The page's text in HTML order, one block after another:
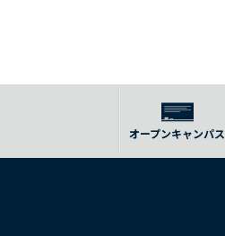
オープンキャンパス